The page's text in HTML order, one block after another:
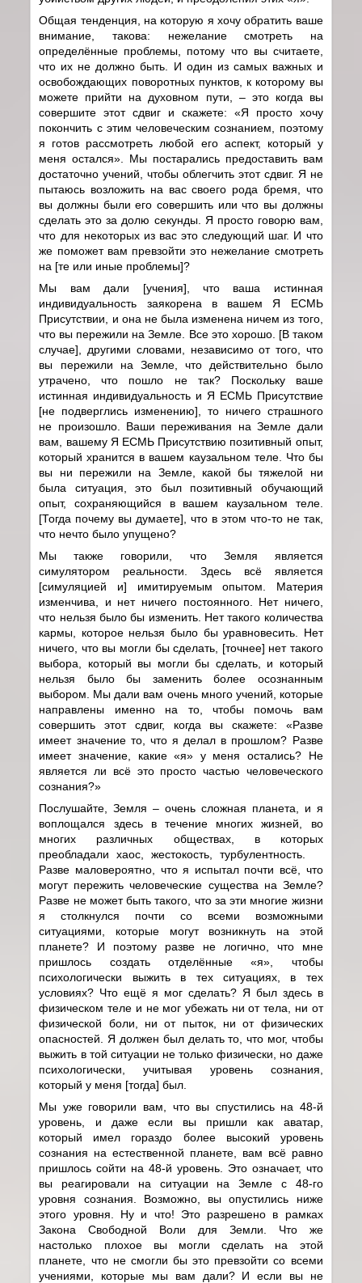
Общая тенденция, на которую я хочу обратить ваше
внимание, такова: нежелание смотреть на
определённые проблемы, потому что вы считаете,
что их не должно быть. И один из самых важных и
освобождающих поворотных пунктов, к которому вы
можете прийти на духовном пути, – это когда вы
совершите этот сдвиг и скажете: «Я просто хочу
покончить с этим человеческим сознанием, поэтому
я готов рассмотреть любой его аспект, который у
меня остался». Мы постарались предоставить вам
достаточно учений, чтобы облегчить этот сдвиг. Я не
пытаюсь возложить на вас своего рода бремя, что
вы должны были его совершить или что вы должны
сделать это за долю секунды. Я просто говорю вам,
что для некоторых из вас это следующий шаг. И что
же поможет вам превзойти это нежелание смотреть
на [те или иные проблемы]?
Мы вам дали [учения], что ваша истинная
индивидуальность заякорена в вашем Я ЕСМЬ
Присутствии, и она не была изменена ничем из того,
что вы пережили на Земле. Все это хорошо. [В таком
случае], другими словами, независимо от того, что
вы пережили на Земле, что действительно было
утрачено, что пошло не так? Поскольку ваше
истинная индивидуальность и Я ЕСМЬ Присутствие
[не подверглись изменению], то ничего страшного
не произошло. Ваши переживания на Земле дали
вам, вашему Я ЕСМЬ Присутствию позитивный опыт,
который хранится в вашем каузальном теле. Что бы
вы ни пережили на Земле, какой бы тяжелой ни
была ситуация, это был позитивный обучающий
опыт, сохраняющийся в вашем каузальном теле.
[Тогда почему вы думаете], что в этом что-то не так,
что нечто было упущено?
Мы также говорили, что Земля является
симулятором реальности. Здесь всё является
[симуляцией и] имитируемым опытом. Материя
изменчива, и нет ничего постоянного. Нет ничего,
что нельзя было бы изменить. Нет такого количества
кармы, которое нельзя было бы уравновесить. Нет
ничего, что вы могли бы сделать, [точнее] нет такого
выбора, который вы могли бы сделать, и который
нельзя было бы заменить более осознанным
выбором. Мы дали вам очень много учений, которые
направлены именно на то, чтобы помочь вам
совершить этот сдвиг, когда вы скажете: «Разве
имеет значение то, что я делал в прошлом? Разве
имеет значение, какие «я» у меня остались? Не
является ли всё это просто частью человеческого
сознания?»
Послушайте, Земля – очень сложная планета, и я
воплощался здесь в течение многих жизней, во
многих различных обществах, в которых
преобладали хаос, жестокость, турбулентность.
Разве маловероятно, что я испытал почти всё, что
могут пережить человеческие существа на Земле?
Разве не может быть такого, что за эти многие жизни
я столкнулся почти со всеми возможными
ситуациями, которые могут возникнуть на этой
планете? И поэтому разве не логично, что мне
пришлось создать отделённые «я», чтобы
психологически выжить в тех ситуациях, в тех
условиях? Что ещё я мог сделать? Я был здесь в
физическом теле и не мог убежать ни от тела, ни от
физической боли, ни от пыток, ни от физических
опасностей. Я должен был делать то, что мог, чтобы
выжить в той ситуации не только физически, но даже
психологически, учитывая уровень сознания,
который у меня [тогда] был.
Мы уже говорили вам, что вы спустились на 48-й
уровень, и даже если вы пришли как аватар,
который имел гораздо более высокий уровень
сознания на естественной планете, вам всё равно
пришлось сойти на 48-й уровень. Это означает, что
вы реагировали на ситуации на Земле с 48-го
уровня сознания. Возможно, вы опустились ниже
этого уровня. Ну и что! Это разрешено в рамках
Закона Свободной Воли для Земли. Что же
настолько плохое вы могли сделать на этой
планете, что не смогли бы это превзойти со всеми
учениями, которые мы вам дали? И если вы не